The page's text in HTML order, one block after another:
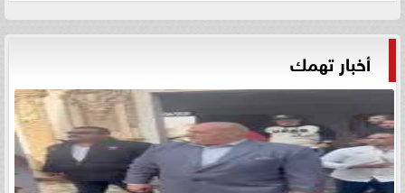
أخبار تهمك